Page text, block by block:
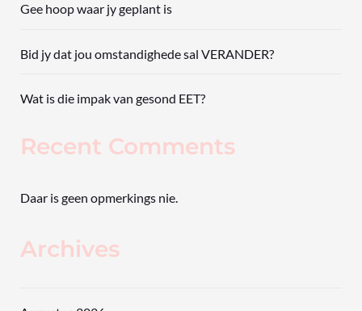
Gee hoop waar jy geplant is
Bid jy dat jou omstandighede sal VERANDER?
Wat is die impak van gesond EET?
Recent Comments
Daar is geen opmerkings nie.
Archives